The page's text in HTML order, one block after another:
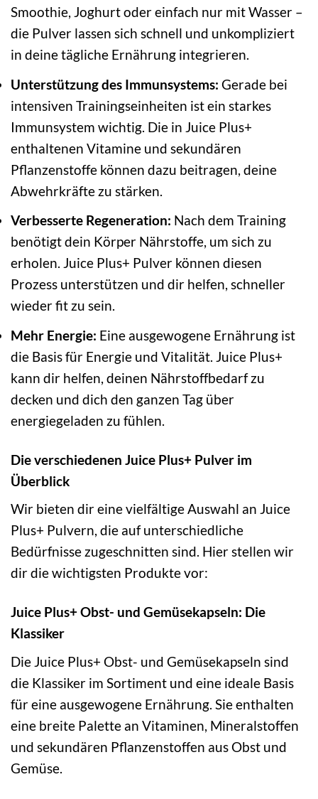
Smoothie, Joghurt oder einfach nur mit Wasser –
die Pulver lassen sich schnell und unkompliziert
in deine tägliche Ernährung integrieren.
Unterstützung des Immunsystems: Gerade bei
intensiven Trainingseinheiten ist ein starkes
Immunsystem wichtig. Die in Juice Plus+
enthaltenen Vitamine und sekundären
Pflanzenstoffe können dazu beitragen, deine
Abwehrkräfte zu stärken.
Verbesserte Regeneration: Nach dem Training
benötigt dein Körper Nährstoffe, um sich zu
erholen. Juice Plus+ Pulver können diesen
Prozess unterstützen und dir helfen, schneller
wieder fit zu sein.
Mehr Energie: Eine ausgewogene Ernährung ist
die Basis für Energie und Vitalität. Juice Plus+
kann dir helfen, deinen Nährstoffbedarf zu
decken und dich den ganzen Tag über
energiegeladen zu fühlen.
Die verschiedenen Juice Plus+ Pulver im
Überblick
Wir bieten dir eine vielfältige Auswahl an Juice
Plus+ Pulvern, die auf unterschiedliche
Bedürfnisse zugeschnitten sind. Hier stellen wir
dir die wichtigsten Produkte vor:
Juice Plus+ Obst- und Gemüsekapseln: Die
Klassiker
Die Juice Plus+ Obst- und Gemüsekapseln sind
die Klassiker im Sortiment und eine ideale Basis
für eine ausgewogene Ernährung. Sie enthalten
eine breite Palette an Vitaminen, Mineralstoffen
und sekundären Pflanzenstoffen aus Obst und
Gemüse.